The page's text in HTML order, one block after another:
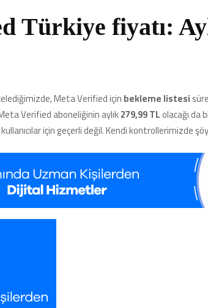
Türkiye fiyatı:
Meta Verified içinbekleme listesi
Verified aboneliğinin aylık279,99 TLolacağı da
için geçerli değil. Kendi kontrollerimizde